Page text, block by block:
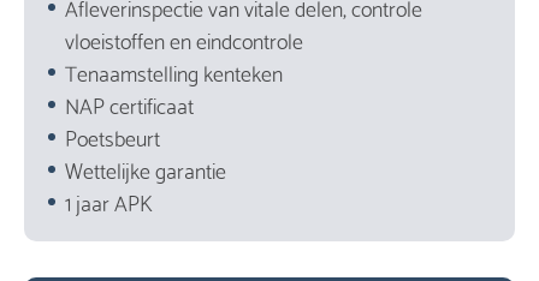
vloeistoffen en eindcontrole
Tenaamstelling kenteken
NAP certificaat
Poetsbeurt
Wettelijke garantie
1 jaar APK